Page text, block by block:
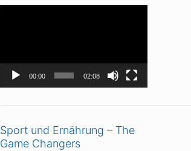
00:00 02:08
Sport und Ernährung – The
Game Changers